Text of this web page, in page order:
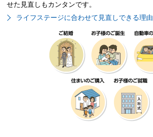
せた見直しもカンタンです。
ライフステージに合わせて見直しできる理由